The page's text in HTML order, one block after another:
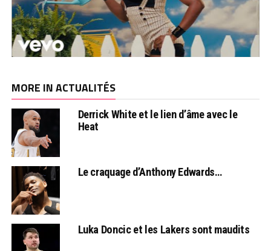
MORE IN ACTUALITÉS
Derrick White et le lien d’âme avec le
Heat
Le craquage d’Anthony Edwards…
Luka Doncic et les Lakers sont maudits